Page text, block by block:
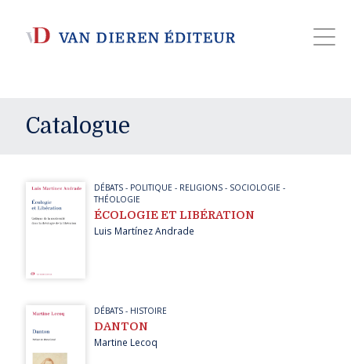
Catalogue
DÉBATS- POLITIQUE - RELIGIONS- SOCIOLOGIE -
THÉOLOGIE
ÉCOLOGIE ET LIBÉRATION
Luis Martínez Andrade
DÉBATS- HISTOIRE
DANTON
Martine Lecoq